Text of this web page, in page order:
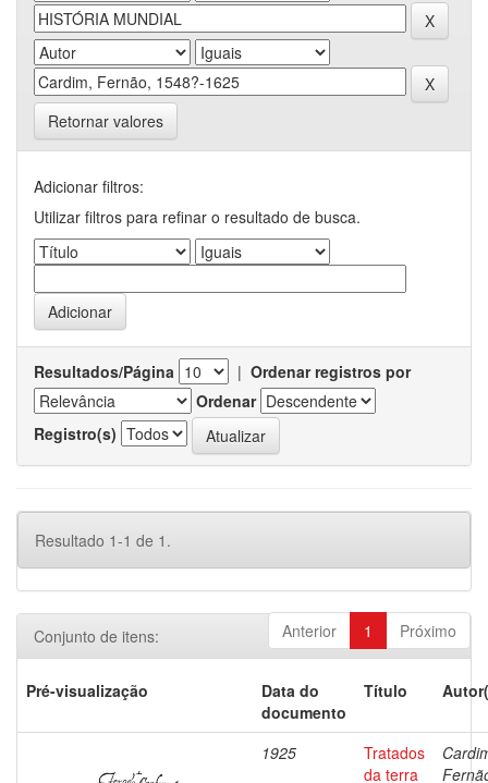
Retornar valores
Adicionar filtros:
Utilizar filtros para refinar o resultado de busca.
Resultados/Página | Ordenar registros por
Ordenar
Registro(s)
Resultado 1-1 de 1.
Anterior 1 Próximo
Conjunto de itens:
Pré-visualização
Data do
documento
Título
1925
Tratados
da terra